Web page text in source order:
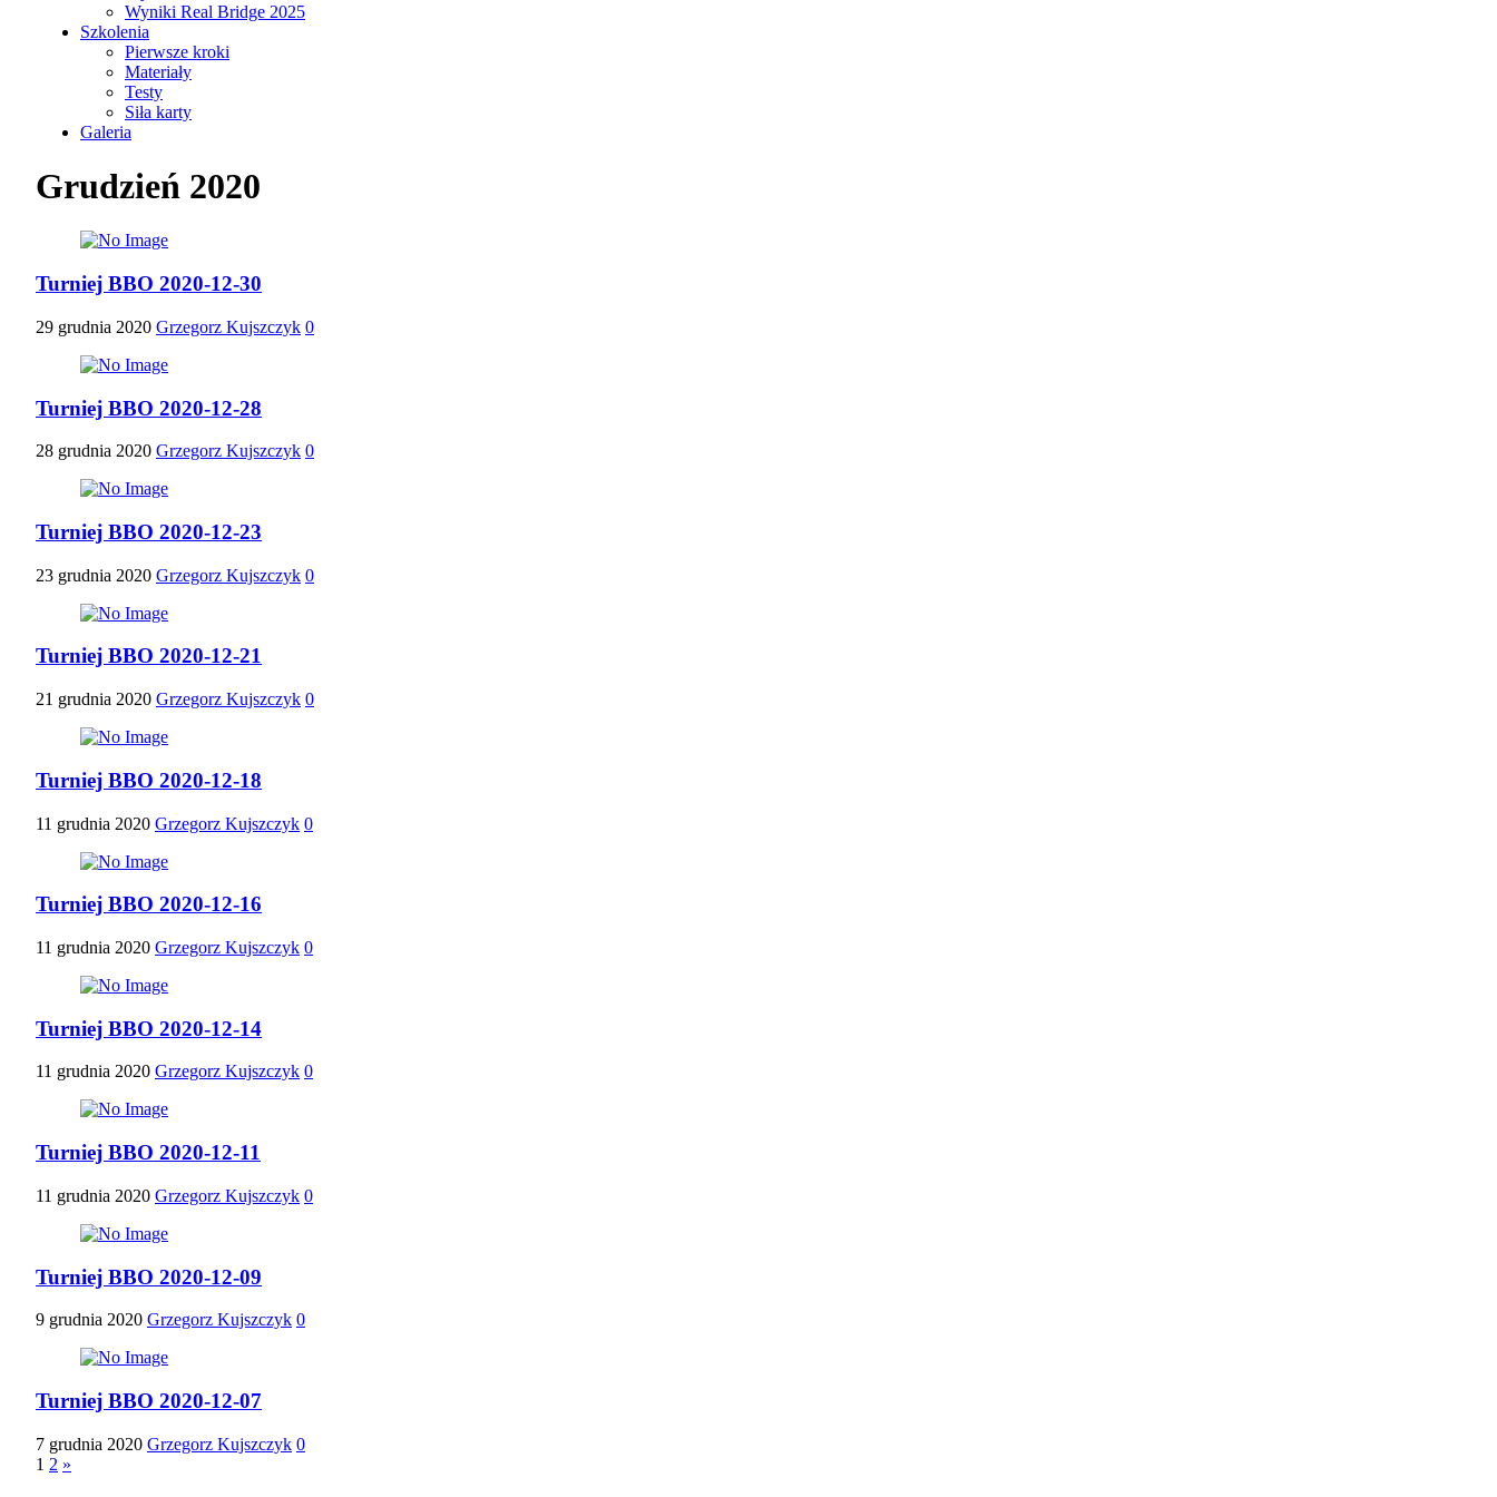
Wyniki Real Bridge 2025
Szkolenia
Pierwsze kroki
Materiały
Testy
Siła karty
Galeria
Grudzień 2020
Turniej BBO 2020-12-30
29 grudnia 2020 Grzegorz Kujszczyk 0
Turniej BBO 2020-12-28
28 grudnia 2020 Grzegorz Kujszczyk 0
Turniej BBO 2020-12-23
23 grudnia 2020 Grzegorz Kujszczyk 0
Turniej BBO 2020-12-21
21 grudnia 2020 Grzegorz Kujszczyk 0
Turniej BBO 2020-12-18
11 grudnia 2020 Grzegorz Kujszczyk 0
Turniej BBO 2020-12-16
11 grudnia 2020 Grzegorz Kujszczyk 0
Turniej BBO 2020-12-14
11 grudnia 2020 Grzegorz Kujszczyk 0
Turniej BBO 2020-12-11
11 grudnia 2020 Grzegorz Kujszczyk 0
Turniej BBO 2020-12-09
9 grudnia 2020 Grzegorz Kujszczyk 0
Turniej BBO 2020-12-07
7 grudnia 2020 Grzegorz Kujszczyk 0
Stronicowanie
1 2 »